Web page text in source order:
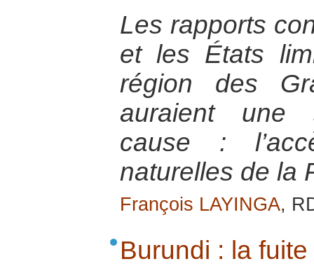
Les rapports
et les États
région des
auraient une
cause :
naturelles de la
François LAYINGA,
Burundi : la